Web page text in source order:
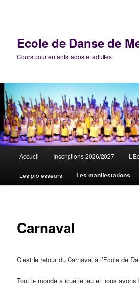
Ecole de Danse de
Cours pour enfants, ados et adultes
principal
Accueil Inscriptions 2026/2027
Les professeurs Les manifestations
Carnaval
C’est le retour du Carnaval à l’Ecole de
Tout le monde a joué le jeu et nous avons